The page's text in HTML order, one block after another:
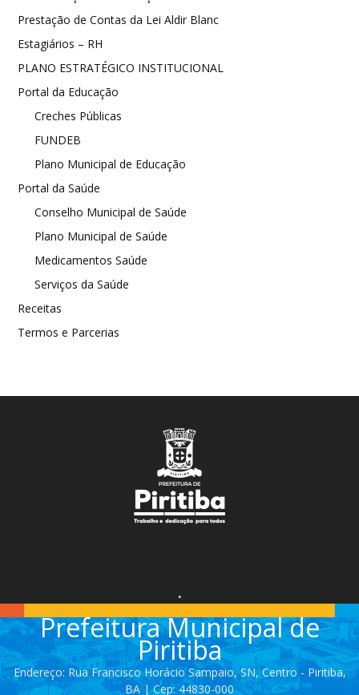
Prestação de Contas da Lei Aldir Blanc
Estagiários – RH
PLANO ESTRATÉGICO INSTITUCIONAL
Portal da Educação
Creches Públicas
FUNDEB
Plano Municipal de Educação
Portal da Saúde
Conselho Municipal de Saúde
Plano Municipal de Saúde
Medicamentos Saúde
Serviços da Saúde
Receitas
Termos e Parcerias
.
Prefeitura Municipal de
Piritiba
Endereço: Rua Francisco Horácio Sampaio, SN, Centro - Piritiba,
BA | Cep: 44830-000